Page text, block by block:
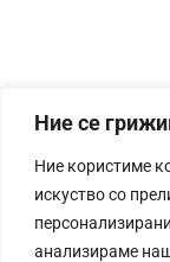
Ние се
Ние користиме
искуство со
анализираме